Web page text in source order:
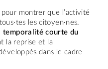
pour montrer que l’activité
les citoyen·nes.
temporalité courte du
la reprise et la
dans le cadre